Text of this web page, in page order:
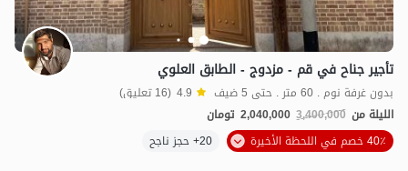
تأجير جناح في قم - مزدوج - الطابق العلوي
بدون غرفة نوم . 60 متر . حتى 5 ضيف 4.9 (16 تعليق)
الليلة من 3,400,000
2,040,000 تومان
40٪ خصم في اللحظة الأخيرة
20+ حجز ناجح